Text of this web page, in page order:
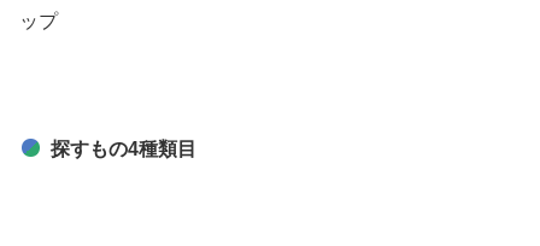
ップ
探すもの4種類目